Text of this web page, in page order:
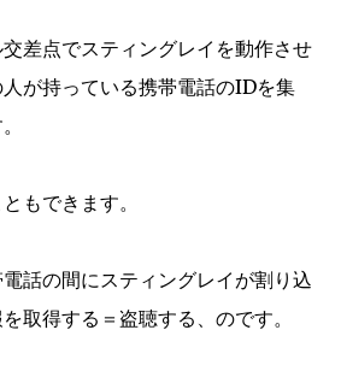
差点でスティングレイを動作させ
が持っている携帯電話のIDを集
もできます。
話の間にスティングレイが割り込
取得する＝盗聴する、のです。